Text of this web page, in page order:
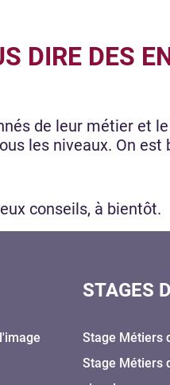
DIRE DES
de leur métier et
les niveaux. On
conseils, à bientôt.
STAGES
Stage Métiers
Stage Métiers